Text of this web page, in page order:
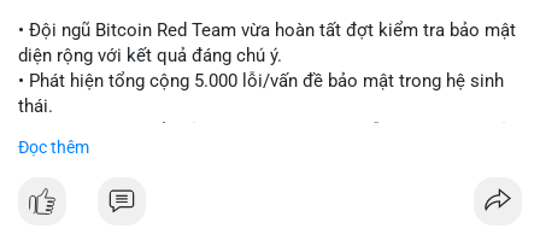
• Đội ngũ Bitcoin Red Team vừa hoàn tất đợt kiểm tra bảo mật
diện rộng với kết quả đáng chú ý.
• Phát hiện tổng cộng 5.000 lỗi/vấn đề bảo mật trong hệ sinh
thái.
ro bảo mật đang bủa vây người dùng trong giai đoạn này.
#bitcoin #cryptosecurity #btc
Đọc thêm